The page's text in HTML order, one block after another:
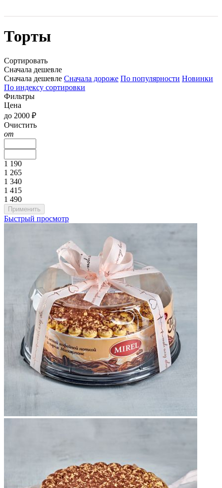
Торты
Сортировать
Сначала дешевле
Сначала дешевле Сначала дороже По популярности Новинки
По индексу сортировки
Фильтры
Цена
до 2000 ₽
Очистить
от
1 190
1 265
1 340
1 415
1 490
Быстрый просмотр